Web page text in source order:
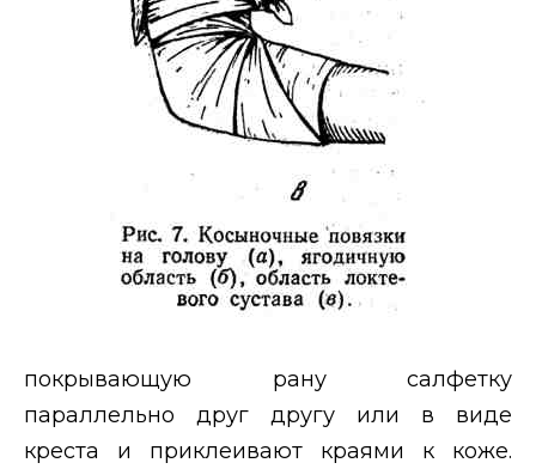
покрывающую рану салфетку
параллельно друг другу или в виде
креста и приклеивают краями к коже.